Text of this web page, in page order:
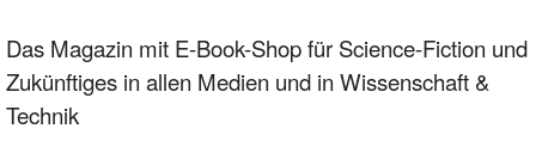
Das Magazin mit E-Book-Shop für Science-Fiction und
Zukünftiges in allen Medien und in Wissenschaft &
Technik